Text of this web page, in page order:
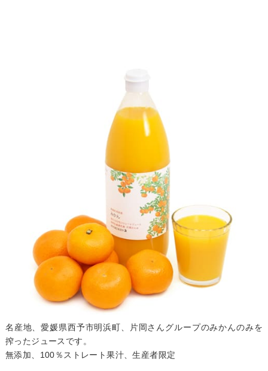
名産地、愛媛県西予市明浜町、片岡さんグループのみかんのみを
搾ったジュースです。
無添加、100％ストレート果汁、生産者限定